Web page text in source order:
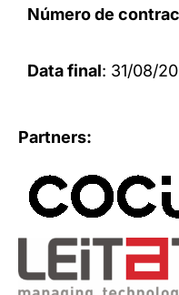
Número de
Data final: 31/08/
Partners: